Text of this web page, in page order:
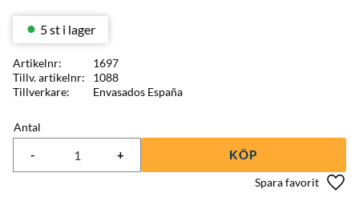
Antal
+
- KÖP
5 st i lager
Artikelnr
1697
Tillv. artikelnr
1088
Tillverkare
Envasados España